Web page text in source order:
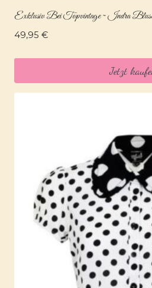
Exklusiv Bei Topvintage ~ Indra
49,95 €
Jetzt